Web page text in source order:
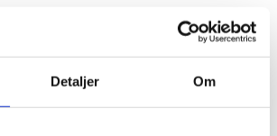
Detaljer Om
der: